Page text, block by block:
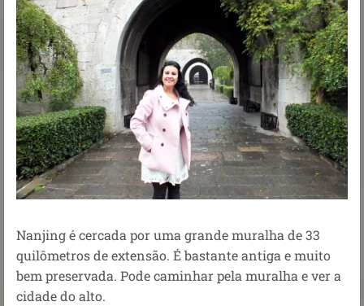
Nanjing é cercada por uma grande muralha de 33
quilômetros de extensão. É bastante antiga e muito
bem preservada. Pode caminhar pela muralha e ver a
cidade do alto.